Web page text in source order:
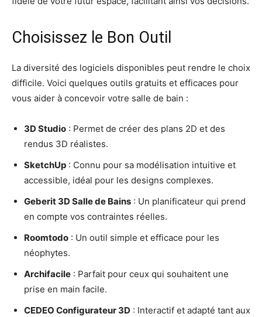
Choisissez le Bon Outil
La diversité des logiciels disponibles peut rendre le choix
difficile. Voici quelques outils gratuits et efficaces pour
vous aider à concevoir votre salle de bain :
3D Studio : Permet de créer des plans 2D et des
rendus 3D réalistes.
SketchUp : Connu pour sa modélisation intuitive et
accessible, idéal pour les designs complexes.
Geberit 3D Salle de Bains : Un planificateur qui prend
en compte vos contraintes réelles.
Roomtodo : Un outil simple et efficace pour les
néophytes.
Archifacile : Parfait pour ceux qui souhaitent une
prise en main facile.
CEDEO Configurateur 3D : Interactif et adapté tant aux